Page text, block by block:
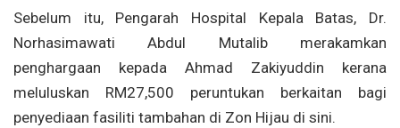
Sebelum itu, Pengarah Hospital Kepala Batas, Dr.
Norhasimawati Abdul Mutalib merakamkan
penghargaan kepada Ahmad Zakiyuddin kerana
meluluskan RM27,500 peruntukan berkaitan bagi
penyediaan fasiliti tambahan di Zon Hijau di sini.